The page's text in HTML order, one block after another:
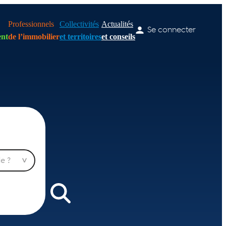
Professionnels
de l’immobilier
Collectivités
et territoires
Actualités
et conseils
Se connecter